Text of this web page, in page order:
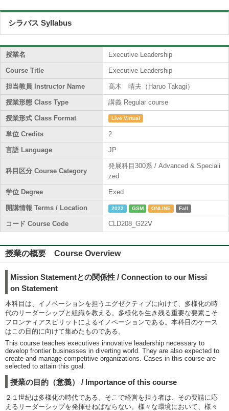
シラバス Syllabus
授業名 Executive Leadership
Course Title Executive Leadership
担当教員 Instructor Name 髙木 晴夫（Haruo Takagi）
授業形態 Class Type 講義 Regular course
授業形式 Class Format Live Virtual
単位 Credits 2
言語 Language JP
科目区分 Course Category
発展科目300系 / Advanced & Speciali
zed
学位 Degree Exed
開講情報 Terms / Location 2022 GSM ONLINE Fall
コード Course Code CLD208_G22V
授業の概要 Course Overview
Mission Statementとの関係性 / Connection to our Missi
on Statement
本科目は、イノベーションを担うエグゼクティブに向けて、多様化の時
代のリーダーシップと組織を教える。多様化を生き残る重要な要素こそ
フロンティアスピリットによるイノベーションである。本科目のケース
はこの目的に向けて集めたものである。
This course teaches executives innovative leadership necessary to
develop frontier businesses in diverting world. They are also expected to
create and manage competitive organizations. Cases in this course are
selected to attain this goal.
授業の目的（意義） / Importance of this course
２１世紀は多様化の時代である。そこで経営を担う者は、その要請に応
えるリーダーシップを発揮せねばならない。様々な環境において、様々